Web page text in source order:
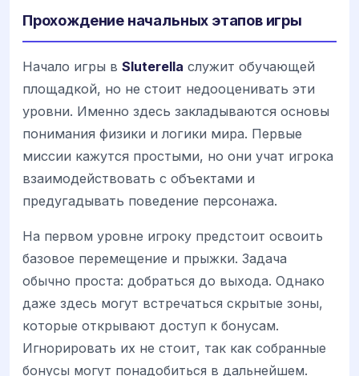
Прохождение начальных этапов игры
Начало игры в Sluterella служит обучающей
площадкой, но не стоит недооценивать эти
уровни. Именно здесь закладываются основы
понимания физики и логики мира. Первые
миссии кажутся простыми, но они учат игрока
взаимодействовать с объектами и
предугадывать поведение персонажа.
На первом уровне игроку предстоит освоить
базовое перемещение и прыжки. Задача
обычно проста: добраться до выхода. Однако
даже здесь могут встречаться скрытые зоны,
которые открывают доступ к бонусам.
Игнорировать их не стоит, так как собранные
бонусы могут понадобиться в дальнейшем.